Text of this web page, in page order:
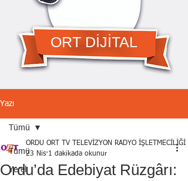
ORT DİJİTAL
Yazı
Tümü
Yerel
Tümü
Ordu’da Edebiyat Rüzgârı:
ORDU ORT TV TELEVİZYON RADYO İŞLETMECİLİĞİ
23 Nis 1 dakikada okunur